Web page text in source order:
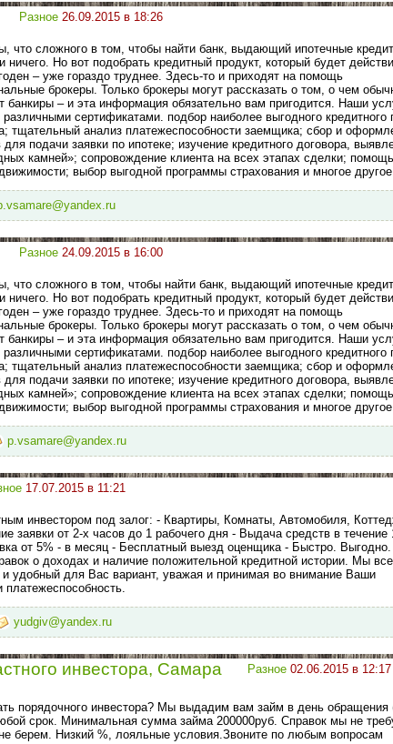
Разное 26.09.2015 в 18:26
что сложного в том, чтобы найти банк, выдающий ипотечные
ничего. Но вот подобрать кредитный продукт, который будет
– уже гораздо труднее. Здесь-то и приходят на помощь
брокеры. Только брокеры могут рассказать о том, о чем
банкиры – и эта информация обязательно вам пригодится. Наши
сертификатами. подбор наиболее выгодного кредитного
тщательный анализ платежеспособности заемщика; сбор и
для подачи заявки по ипотеке; изучение кредитного договора,
камней»; сопровождение клиента на всех этапах сделки;
выбор выгодной программы страхования и многое другое.
Разное 24.09.2015 в 16:00
что сложного в том, чтобы найти банк, выдающий ипотечные
ничего. Но вот подобрать кредитный продукт, который будет
– уже гораздо труднее. Здесь-то и приходят на помощь
брокеры. Только брокеры могут рассказать о том, о чем
банкиры – и эта информация обязательно вам пригодится. Наши
сертификатами. подбор наиболее выгодного кредитного
тщательный анализ платежеспособности заемщика; сбор и
для подачи заявки по ипотеке; изучение кредитного договора,
камней»; сопровождение клиента на всех этапах сделки;
выбор выгодной программы страхования и многое другое.
p.vsamare@yandex.ru
17.07.2015 в 11:21
инвестором под залог: - Квартиры, Комнаты, Автомобиля,
заявки от 2-х часов до 1 рабочего дня - Выдача средств в течение
от 5% - в месяц - Бесплатный выезд оценщика - Быстро.
о доходах и наличие положительной кредитной истории. Мы
удобный для Вас вариант, уважая и принимая во внимание Ваши
yudgiv@yandex.ru
инвестора, Самара Разное 02.06.2015 в 12:17
порядочного инвестора? Мы выдадим вам займ в день обращения
срок. Минимальная сумма займа 200000руб. Справок мы не
берем. Низкий %, лояльные условия.Звоните по любым вопросам